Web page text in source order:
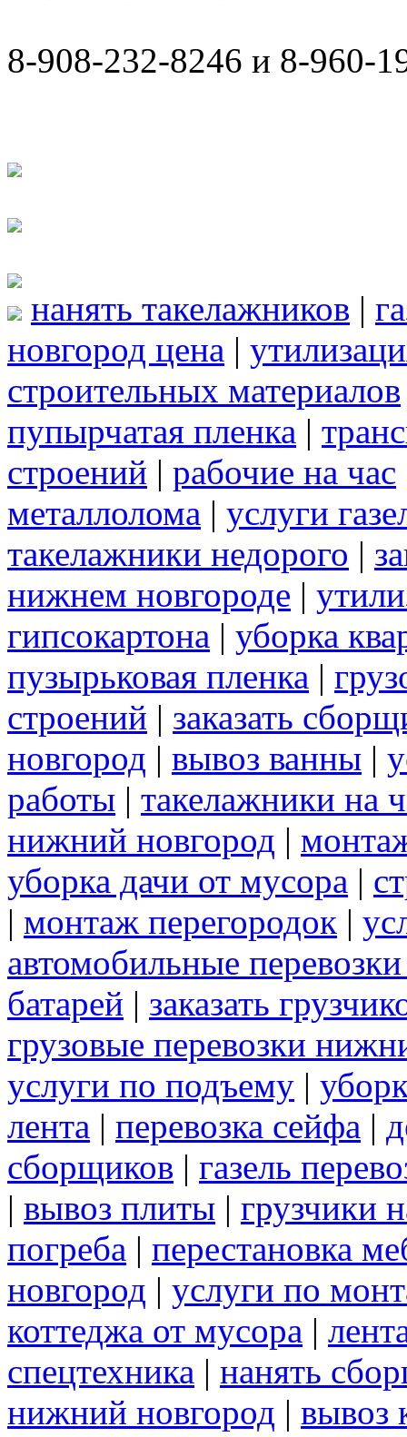
8-908-232-8246 и 8-960-
нанять такелажников |
новгород цена |
строительных материалов
пупырчатая пленка |
строений | рабочие на час
металлолома | услуги
такелажники недорого |
нижнем новгороде |
гипсокартона | уборка
пузырьковая пленка |
строений | заказать
новгород | вывоз ванны |
работы | такелажники на
нижний новгород |
уборка дачи от мусора |
| монтаж перегородок |
автомобильные
батарей | заказать
грузовые перевозки
услуги по подъему |
лента | перевозка сейфа |
сборщиков | газель
| вывоз плиты | грузчики
погреба | перестановка
новгород | услуги по
коттеджа от мусора |
спецтехника | нанять
нижний новгород | вывоз